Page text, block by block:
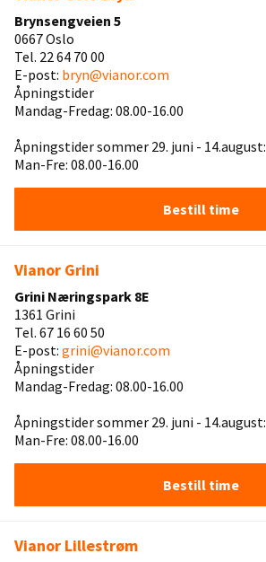
Brynsengveien 5
0667 Oslo
Tel. 22 64 70 00
E-post: bryn@vianor.com
Åpningstider
Mandag-Fredag: 08.00-16.00
Åpningstider sommer 29. juni - 14.august:
Man-Fre: 08.00-16.00
Bestill time
Vianor Grini
Grini Næringspark 8E
1361 Grini
Tel. 67 16 60 50
E-post: grini@vianor.com
Åpningstider
Mandag-Fredag: 08.00-16.00
Åpningstider sommer 29. juni - 14.august:
Man-Fre: 08.00-16.00
Bestill time
Vianor Lillestrøm